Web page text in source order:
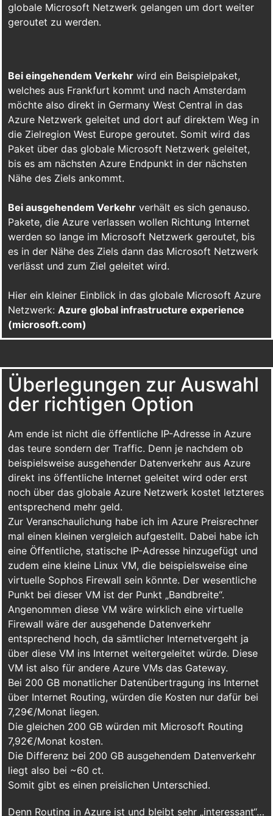
globale Microsoft Netzwerk gelangen um dort weiter
geroutet zu werden.
Bei eingehendem Verkehr wird ein Beispielpaket,
welches aus Frankfurt kommt und nach Amsterdam
möchte also direkt in Germany West Central in das
Azure Netzwerk geleitet und dort auf direktem Weg in
die Zielregion West Europe geroutet. Somit wird das
Paket über das globale Microsoft Netzwerk geleitet,
bis es am nächsten Azure Endpunkt in der nächsten
Nähe des Ziels ankommt.
Bei ausgehendem Verkehr verhält es sich genauso.
Pakete, die Azure verlassen wollen Richtung Internet
werden so lange im Microsoft Netzwerk geroutet, bis
es in der Nähe des Ziels dann das Microsoft Netzwerk
verlässt und zum Ziel geleitet wird.
Hier ein kleiner Einblick in das globale Microsoft Azure
Netzwerk: Azure global infrastructure experience
(microsoft.com)
Überlegungen zur Auswahl
der richtigen Option
Am ende ist nicht die öffentliche IP-Adresse in Azure
das teure sondern der Traffic. Denn je nachdem ob
beispielsweise ausgehender Datenverkehr aus Azure
direkt ins öffentliche Internet geleitet wird oder erst
noch über das globale Azure Netzwerk kostet letzteres
entsprechend mehr geld.
Zur Veranschaulichung habe ich im Azure Preisrechner
mal einen kleinen vergleich aufgestellt. Dabei habe ich
eine Öffentliche, statische IP-Adresse hinzugefügt und
zudem eine kleine Linux VM, die beispielsweise eine
virtuelle Sophos Firewall sein könnte. Der wesentliche
Punkt bei dieser VM ist der Punkt „Bandbreite“.
Angenommen diese VM wäre wirklich eine virtuelle
Firewall wäre der ausgehende Datenverkehr
entsprechend hoch, da sämtlicher Internetvergeht ja
über diese VM ins Internet weitergeleitet würde. Diese
VM ist also für andere Azure VMs das Gateway.
Bei 200 GB monatlicher Datenübertragung ins Internet
über Internet Routing, würden die Kosten nur dafür bei
7,29€/Monat liegen.
Die gleichen 200 GB würden mit Microsoft Routing
7,92€/Monat kosten.
Die Differenz bei 200 GB ausgehendem Datenverkehr
liegt also bei ~60 ct.
Somit gibt es einen preislichen Unterschied.
Denn Routing in Azure ist und bleibt sehr „interessant“…